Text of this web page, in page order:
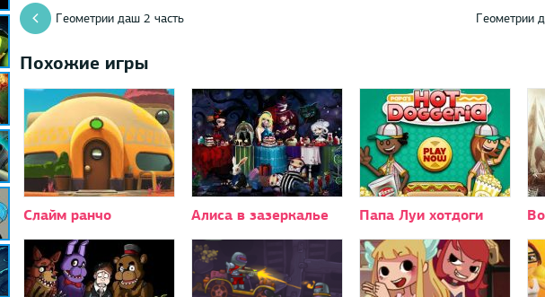
Геометрии даш 2 часть Геометрии
Похожие игры
Слайм ранчо Алиса в зазеркалье Папа Луи хотдоги